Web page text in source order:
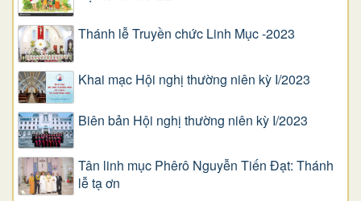
Thánh lễ Truyền chức Linh Mục -2023
Khai mạc Hội nghị thường niên kỳ I/2023
Biên bản Hội nghị thường niên kỳ I/2023
Tân linh mục Phêrô Nguyễn Tiến Đạt: Thánh
lễ tạ ơn